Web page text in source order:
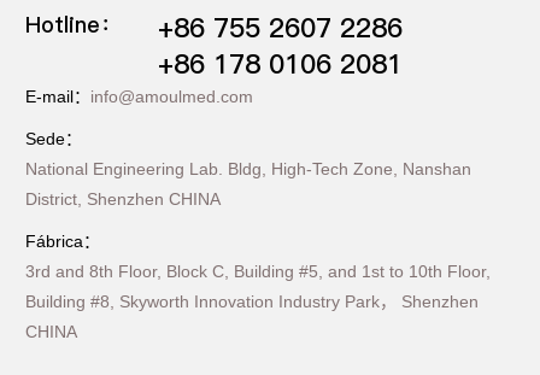
Hotline：
+86 755 2607 2286
+86 178 0106 2081
E-mail： info@amoulmed.com
Sede：
National Engineering Lab. Bldg, High-Tech Zone, Nanshan
District, Shenzhen CHINA
Fábrica：
3rd and 8th Floor, Block C, Building #5, and 1st to 10th Floor,
Building #8, Skyworth Innovation Industry Park， Shenzhen
CHINA